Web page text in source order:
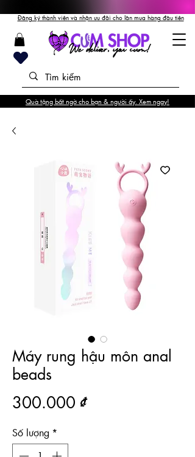
Đăng ký thành viên và nhận ưu đãi cho lần mua hàng đầu tiên
Quà tặng bất ngờ cho bạn & người ấy. Xem ngay!
Máy rung hậu môn anal
beads
300.000 ₫Giá
Số lượng *